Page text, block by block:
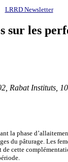
LRRD Newsletter
sur les
Rabat Instituts,
la phase
du pâturage. Les
cette